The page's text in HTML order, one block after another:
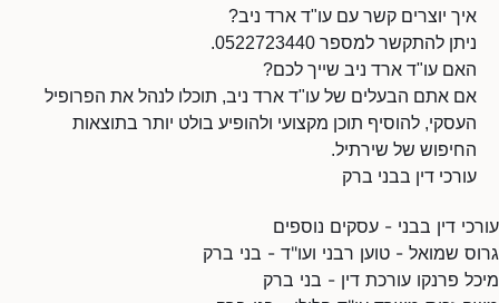
איך יוצרים קשר עם עו"ד ארד ניב?
ניתן להתקשר למספר 0522723440.
האם עו"ד ארד ניב שייך לכם?
אם אתם הבעלים של עו"ד ארד ניב, תוכלו לנהל את הפרופיל
העסקי, להוסיף תוכן מקצועי ולהופיע בולט יותר בתוצאות
החיפוש של שירתיל.
עורכי דין בבני ברק
עורכי דין בבני - עסקים נוספים
גרוס שמואל - טוען רבני ועו"ד - בני ברק
מיכל פרנקו עורכת דין - בני ברק